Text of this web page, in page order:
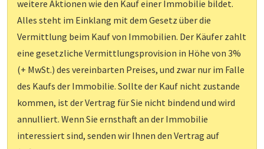
weitere Aktionen wie den Kauf einer Immobilie bildet.
Alles steht im Einklang mit dem Gesetz über die
Vermittlung beim Kauf von Immobilien. Der Käufer zahlt
eine gesetzliche Vermittlungsprovision in Höhe von 3%
(+ MwSt.) des vereinbarten Preises, und zwar nur im Falle
des Kaufs der Immobilie. Sollte der Kauf nicht zustande
kommen, ist der Vertrag für Sie nicht bindend und wird
annulliert. Wenn Sie ernsthaft an der Immobilie
interessiert sind, senden wir Ihnen den Vertrag auf